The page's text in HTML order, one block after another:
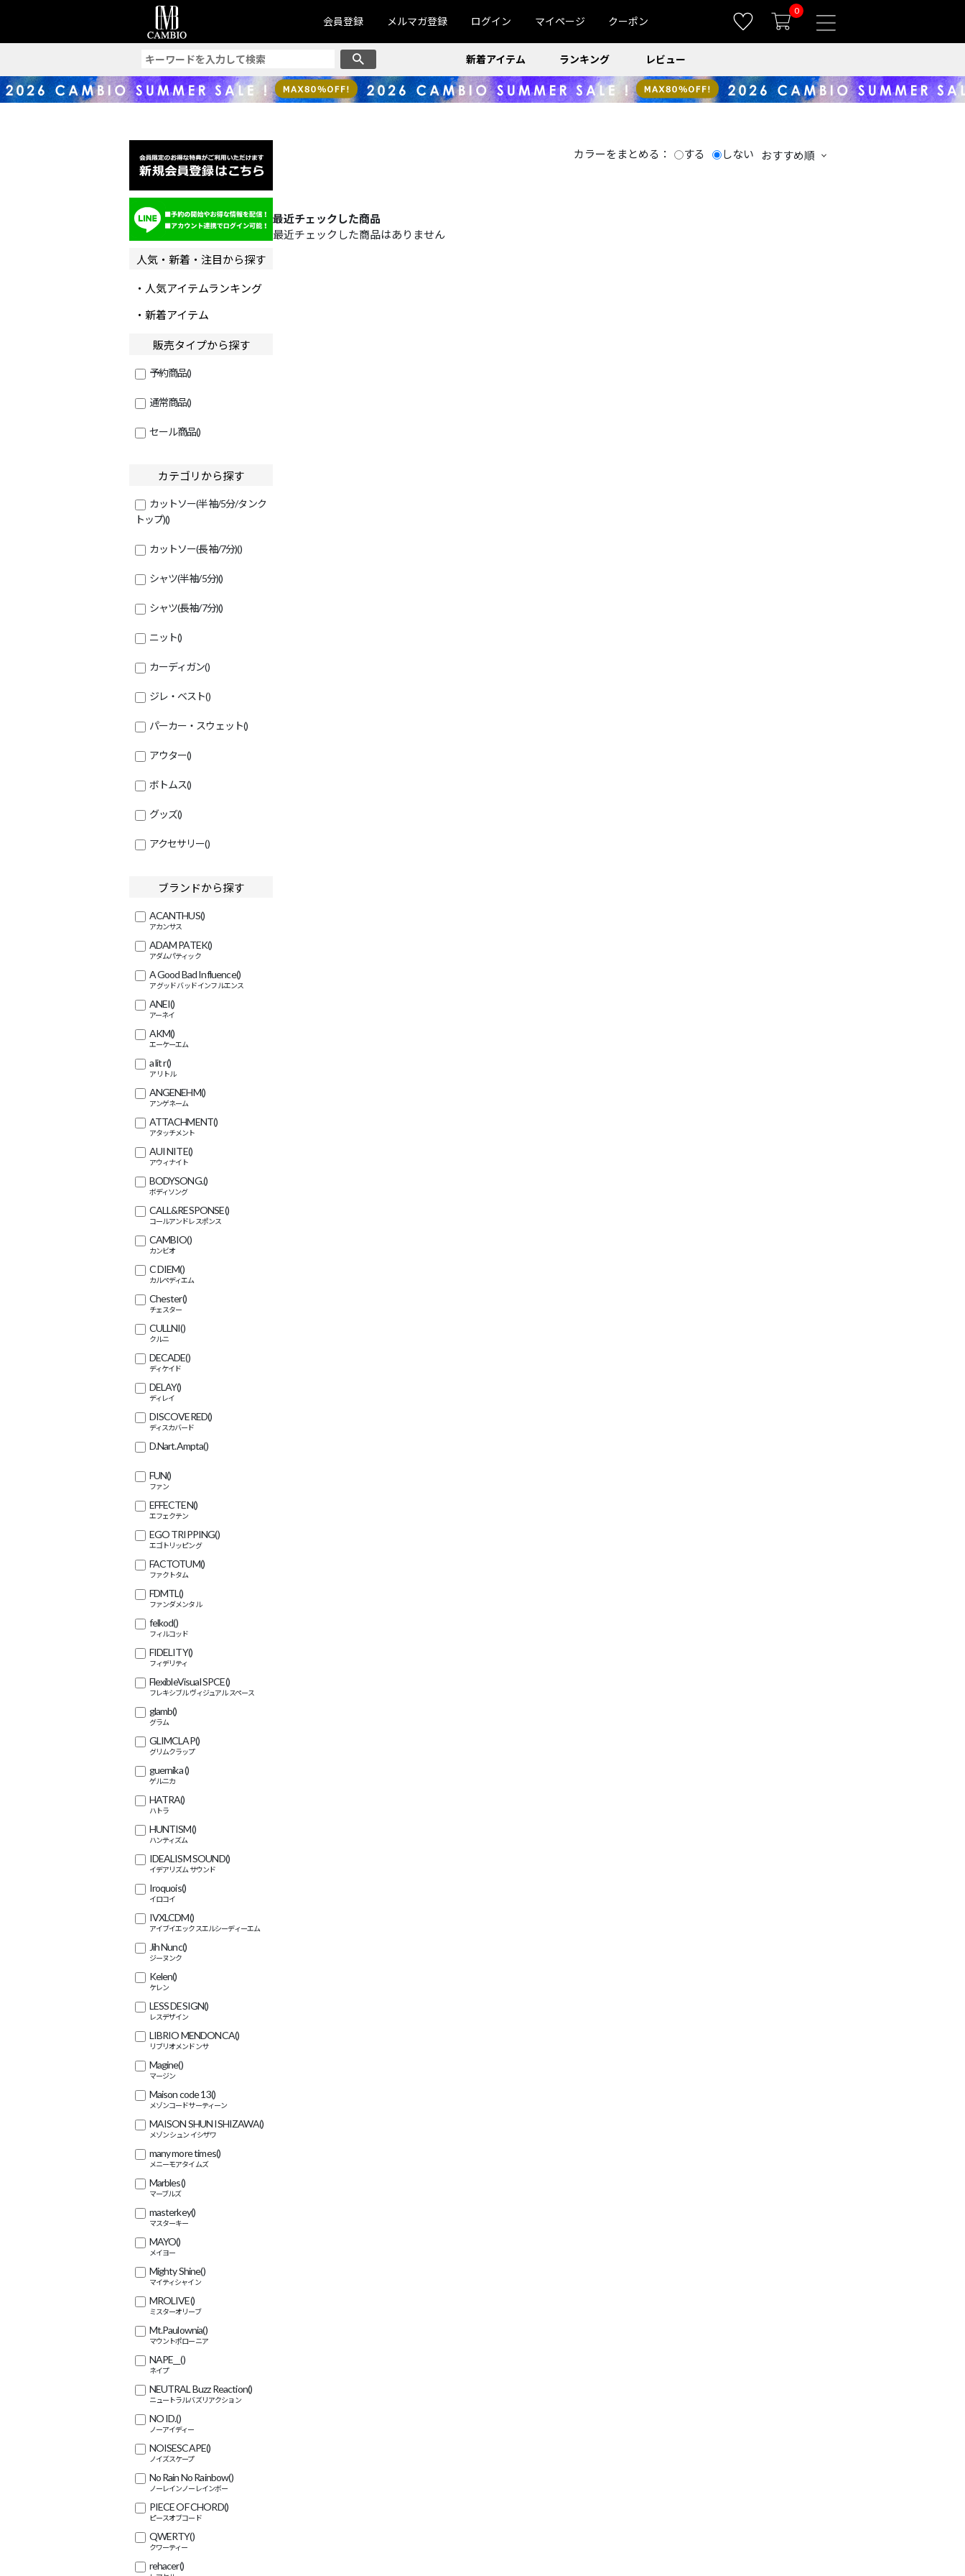
会員登録 メルマガ登録 ログイン マイページ クーポン
0
新着アイテム ランキング レビュー
人気・新着・注目から探す
・人気アイテムランキング
・新着アイテム
販売タイプから探す
予約商品()
通常商品()
セール商品()
カテゴリから探す
カットソー(半袖/5分/タンク
トップ)()
カットソー(長袖/7分)()
シャツ(半袖/5分)()
シャツ(長袖/7分)()
ニット()
カーディガン()
ジレ・ベスト()
パーカー・スウェット()
アウター()
ボトムス()
グッズ()
アクセサリー()
ブランドから探す
ACANTHUS()
ADAM PATEK()
A Good Bad Influence()
ANEI()
AKM()
a lit r()
ANGENEHM()
ATTACHMENT()
AUI NITE()
BODYSONG.()
CALL&RESPONSE()
CAMBIO()
C DIEM()
Chester()
CULLNI()
DECADE()
DELAY()
DISCOVERED()
D.Nart.Ampta()
FUN()
EFFECTEN()
EGO TRIPPING()
FACTOTUM()
FDMTL()
felkod()
FIDELITY()
FlexibleVisual SPCE()
glamb()
GLIMCLAP()
guernika()
HATRA()
HUNTISM()
IDEALISM SOUND()
Iroquois()
IVXLCDM()
Jih Nunc()
Kelen()
LESS DESIGN()
LIBRIO MENDONCA()
Magine()
Maison code 13()
MAISON SHUN ISHIZAWA()
many more times()
Marbles()
masterkey()
MAYO()
Mighty Shine()
MROLIVE()
Mt.Paulownia()
NAPE__()
NEUTRAL Buzz Reaction()
NO ID.()
NOISESCAPE()
No Rain No Rainbow()
PIECE OF CHORD()
QWERTY()
rehacer()
カラーをまとめる： する しない
最近チェックした商品
最近チェックした商品はありません